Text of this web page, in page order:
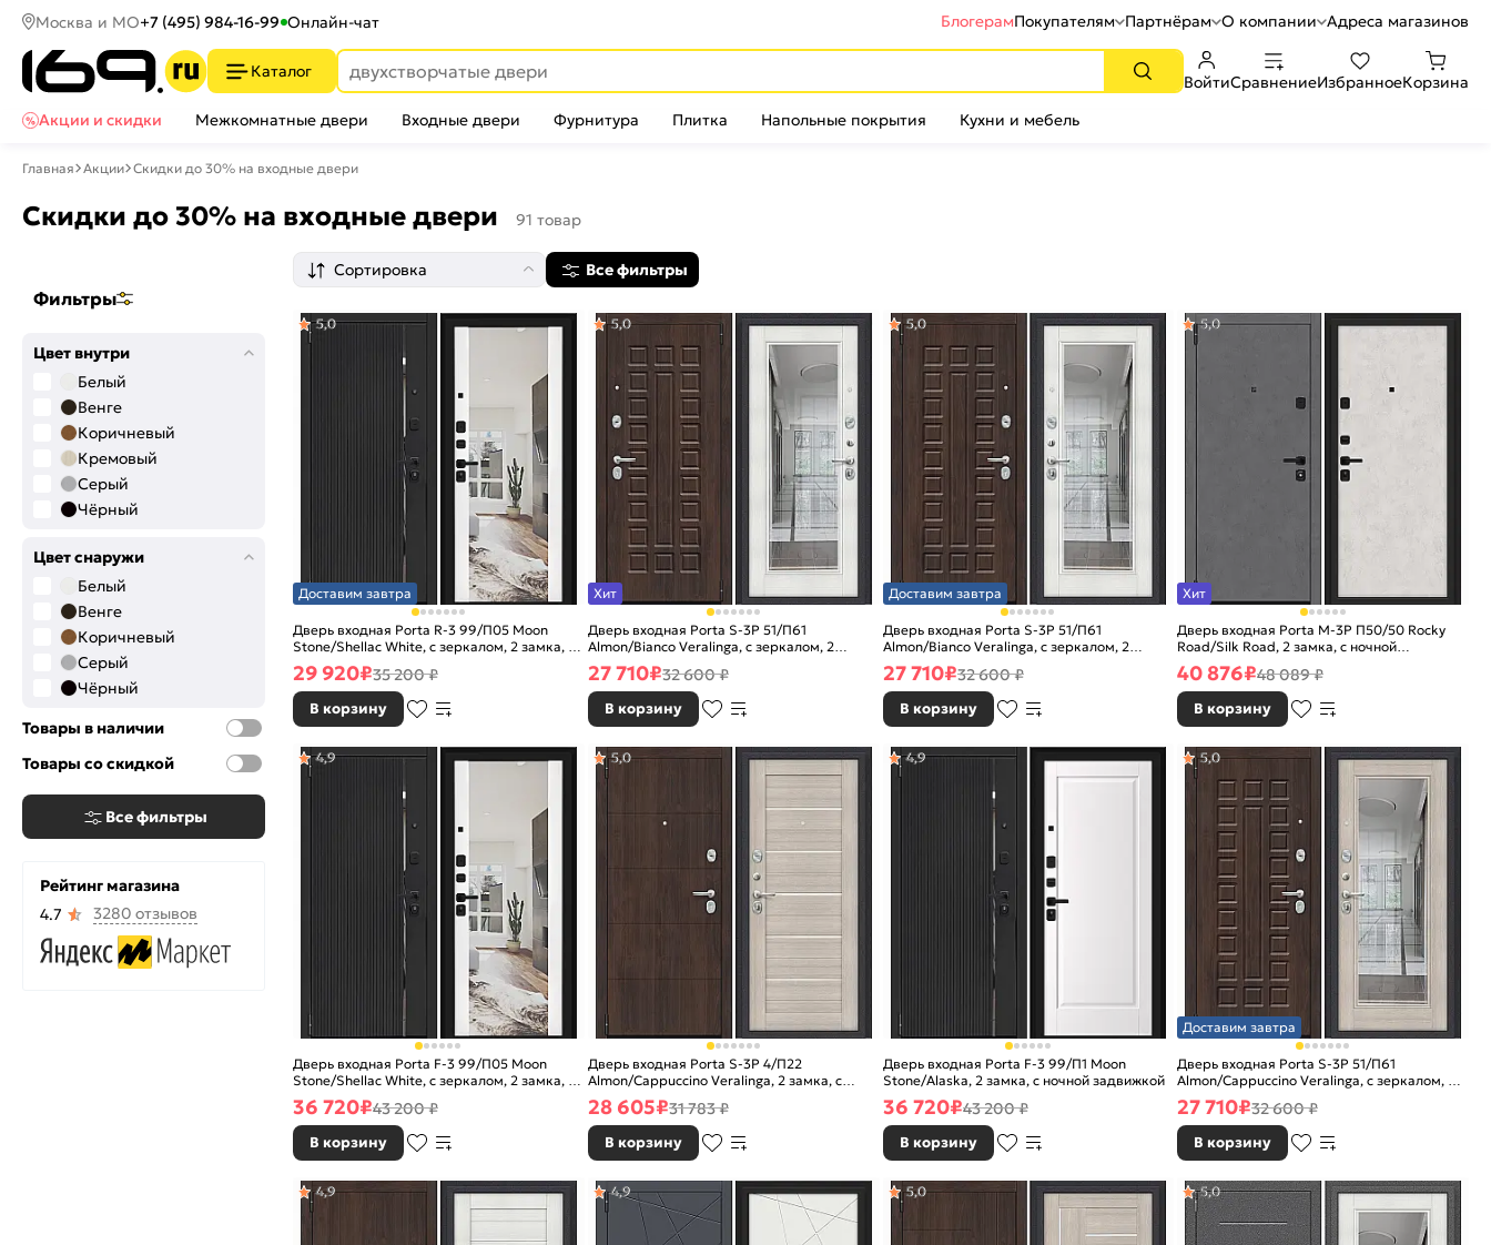
Москва и МО+7 (495) 984-16-99 Онлайн-чат БлогерамПокупателям Партнёрам О компании Адреса магазинов
Каталог
ВойтиСравнениеИзбранноеКорзина
Акции и скидки
Межкомнатные двери Входные двери Фурнитура Плитка Напольные покрытия Кухни и мебель
Главная Акции Скидки до 30% на входные двери
Скидки до 30% на входные двери 91 товар
Фильтры
Цвет внутри
Белый
Венге
Коричневый
Кремовый
Серый
Чёрный
Цвет снаружи
Белый
Венге
Коричневый
Серый
Чёрный
Товары в наличии
Товары со скидкой
Все фильтры
Рейтинг магазина
4.7
3280 отзывов
Сортировка Все фильтры
Доставим завтра
Дверь входная Porta R-3 99/П05 Moon
Stone/Shellac White, с зеркалом, 2 замка, с
ночной задвижкой
5,0
29 920₽35 200 ₽
В корзину
Хит
Дверь входная Porta S-3P 51/П61
Almon/Bianco Veralinga, с зеркалом, 2
замка, с ночной задвижкой
5,0
27 710₽32 600 ₽
В корзину
Доставим завтра
Дверь входная Porta S-3P 51/П61
Almon/Bianco Veralinga, с зеркалом, 2
замка, с ночной задвижкой
5,0
27 710₽32 600 ₽
В корзину
Хит
Дверь входная Porta M-3P П50/50 Rocky
Road/Silk Road, 2 замка, с ночной
задвижкой
5,0
40 876₽48 089 ₽
В корзину
Дверь входная Porta F-3 99/П05 Moon
Stone/Shellac White, с зеркалом, 2 замка, с
ночной задвижкой
4,9
36 720₽43 200 ₽
В корзину
Дверь входная Porta S-3P 4/П22
Almon/Cappuccino Veralinga, 2 замка, с
ночной задвижкой
5,0
28 605₽31 783 ₽
В корзину
Дверь входная Porta F-3 99/П1 Moon
Stone/Alaska, 2 замка, с ночной задвижкой
4,9
36 720₽43 200 ₽
В корзину
Доставим завтра
Дверь входная Porta S-3P 51/П61
Almon/Cappuccino Veralinga, с зеркалом, 2
замка, с ночной задвижкой
5,0
27 710₽32 600 ₽
В корзину
4,9 4,9 5,0 5,0